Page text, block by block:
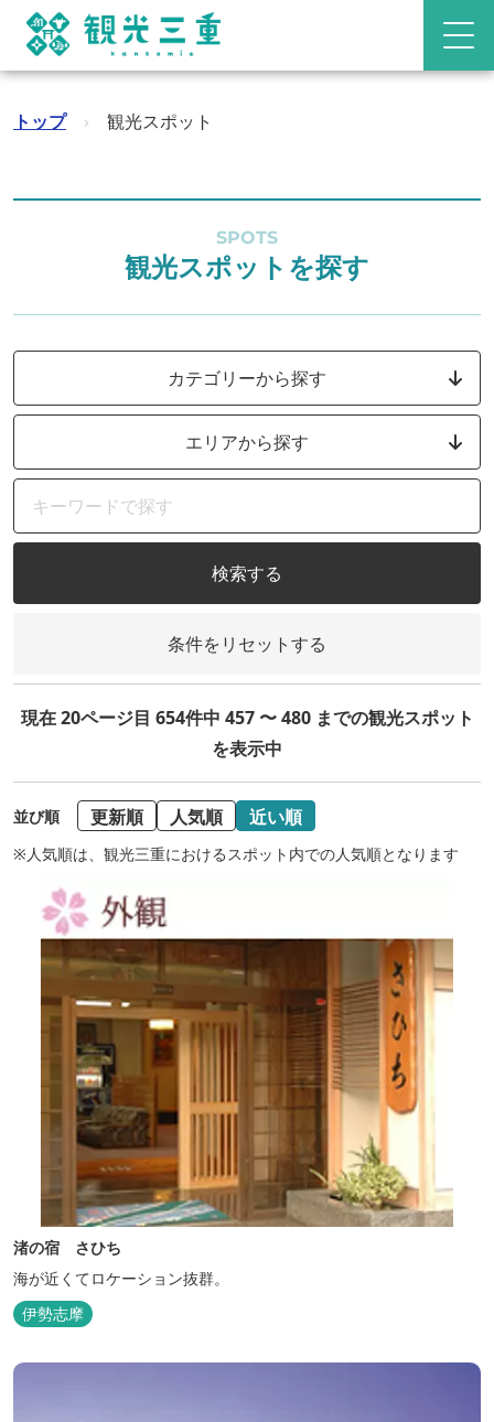
トップ › 観光スポット
SPOTS
観光スポットを探す
カテゴリーから探す
エリアから探す
検索する
条件をリセットする
現在 20ページ目 654件中 457 〜 480 までの観光スポット
を表示中
並び順 更新順 人気順 近い順
※人気順は、観光三重におけるスポット内での人気順となります
渚の宿 さひち
海が近くてロケーション抜群。
伊勢志摩